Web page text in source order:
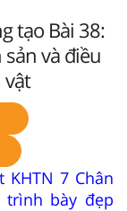
tạo Bài 38:
và điều
vật
7 Chân
bày đẹp